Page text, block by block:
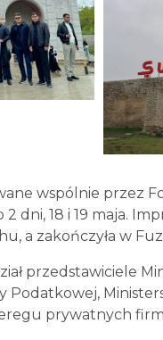
wspólnie przez
2 dni, 18 i 19 maja.
a zakończyła w
przedstawiciele
Podatkowej,
prywatnych